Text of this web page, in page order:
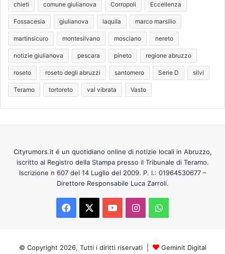
chieti comune giulianova Corropoli Eccellenza
Fossacesia giulianova laquila marco marsilio
martinsicuro montesilvano mosciano nereto
notizie giulianova pescara pineto regione abruzzo
roseto roseto degli abruzzi santomero Serie D silvi
Teramo tortoreto val vibrata Vasto
Cityrumors.it é un quotidiano online di notizie locali in Abruzzo,
iscritto al Registro della Stampa presso il Tribunale di Teramo.
Iscrizione n 607 del 14 Luglio del 2009. P. I.: 01964530677 –
Direttore Responsabile Luca Zarroli.
Facebook
You InstagramWhatsApp
© Copyright 2026, Tutti i diritti riservati | Geminit Digital